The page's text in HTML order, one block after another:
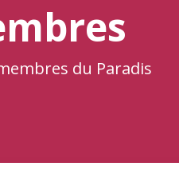
du Paradis